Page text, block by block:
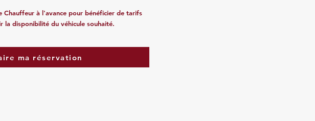
Chauffeurà l'avance pour bénéficier de tarifs
la disponibilité du véhicule souhaité.
ma réservation